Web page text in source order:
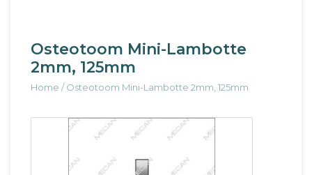
Osteotoom Mini-Lambotte
2mm, 125mm
Home /Osteotoom Mini-Lambotte 2mm, 125mm